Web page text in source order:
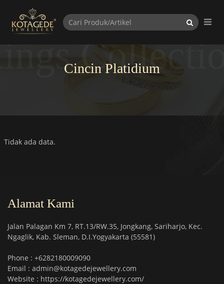
Cincin Platidium
Tidak ada data.
Alamat Kami
Jalan Palagan Km 7, RT.13/RW.35, Jongkang, Sariharjo, Kec.
Ngaglik, Kab. Sleman, D.I.Yogyakarta (55581)
Phone : +6282180009090
Email : admin@kotagedejewellery.com
Website : https://kotagedejewellery.com/